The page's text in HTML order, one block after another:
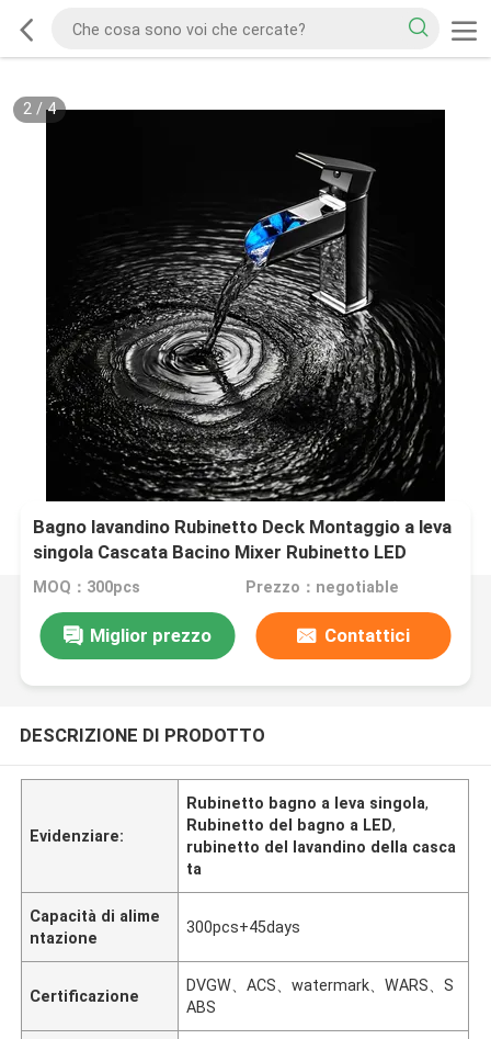
2/4
Bagno lavandino Rubinetto Deck Montaggio a leva
singola Cascata Bacino Mixer Rubinetto LED
Singolo buco Chrome
MOQ：300pcs Prezzo：negotiable
Miglior prezzo Contattici
DESCRIZIONE DI PRODOTTO
Evidenziare:
Rubinetto bagno a leva singola,
Rubinetto del bagno a LED,
rubinetto del lavandino della casca
ta
Capacità di alime
ntazione
300pcs+45days
Certificazione
DVGW、ACS、watermark、WARS、S
ABS